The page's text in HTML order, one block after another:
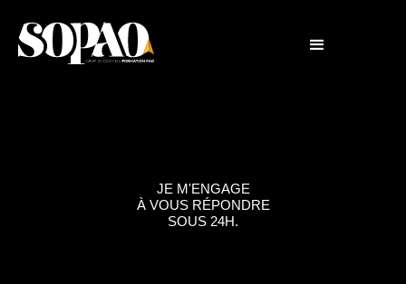
JE M'ENGAGE
À VOUS RÉPONDRE
SOUS 24H.